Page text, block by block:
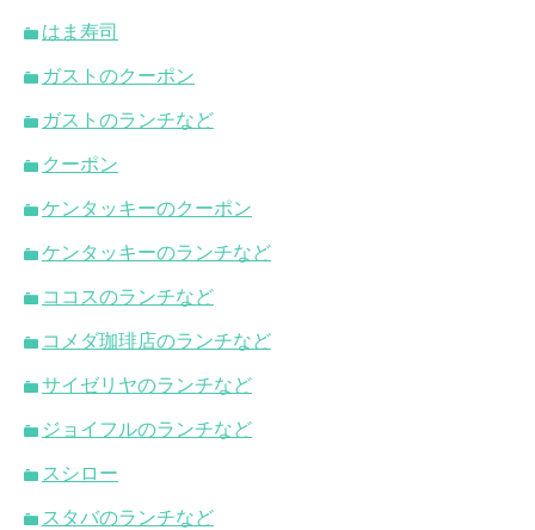
はま寿司
ガストのクーポン
ガストのランチなど
クーポン
ケンタッキーのクーポン
ケンタッキーのランチなど
ココスのランチなど
コメダ珈琲店のランチなど
サイゼリヤのランチなど
ジョイフルのランチなど
スシロー
スタバのランチなど